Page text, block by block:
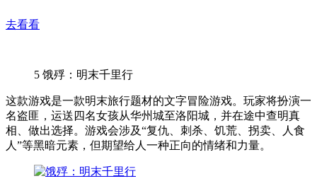
去看看
5 饿殍：明末千里行
这款游戏是一款明末旅行题材的文字冒险游戏。玩家将扮演一
名盗匪，运送四名女孩从华州城至洛阳城，并在途中查明真
相、做出选择。游戏会涉及“复仇、刺杀、饥荒、拐卖、人食
人”等黑暗元素，但期望给人一种正向的情绪和力量。